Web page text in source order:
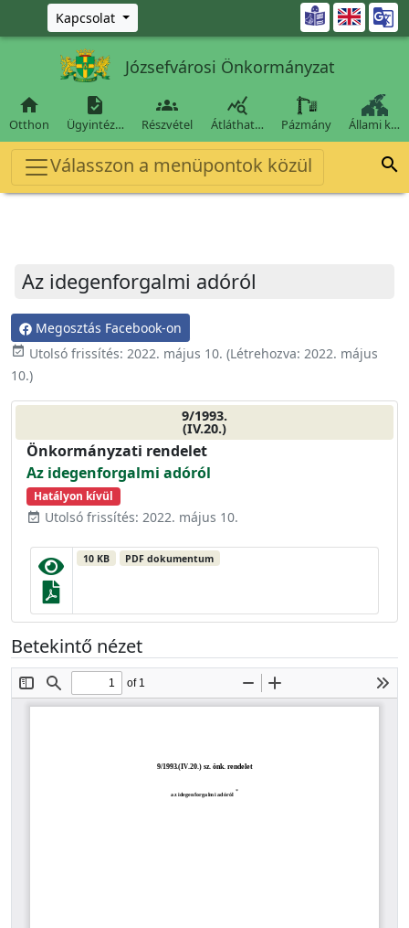
Ugrás a fő tartalomra
Kapcsolat 
Józsefvárosi Önkormányzat

Otthon

Ügyintéz…

Részvétel

Átláthat… Pázmány Állami k…
Válasszon a menüpontok közül 
Az idegenforgalmi adóról
Megosztás Facebook-on
event_available Utolsó frissítés: 2022. május 10. (Létrehozva: 2022. május
10.)
9/1993.
(IV.20.)
Önkormányzati rendelet
Az idegenforgalmi adóról
Hatályon kívül
event_available Utolsó frissítés: 2022. május 10.
10 KB PDF dokumentum
Betekintő nézet